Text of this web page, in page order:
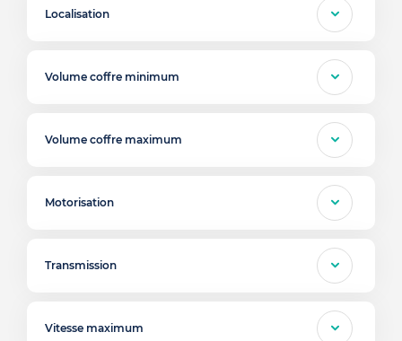
Localisation
Volume coffre minimum
Volume coffre maximum
Motorisation
Transmission
Vitesse maximum